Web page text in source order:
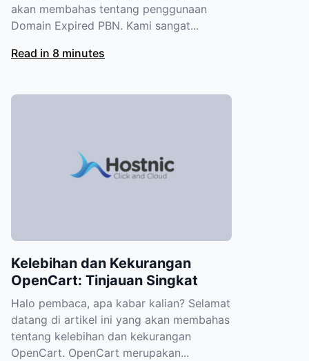
akan membahas tentang penggunaan
Domain Expired PBN. Kami sangat...
Read in 8 minutes
Kelebihan dan Kekurangan
OpenCart: Tinjauan Singkat
Halo pembaca, apa kabar kalian? Selamat
datang di artikel ini yang akan membahas
tentang kelebihan dan kekurangan
OpenCart. OpenCart merupakan...